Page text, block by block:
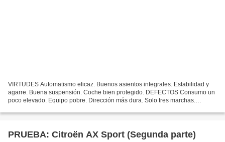
VIRTUDES Automatismo eficaz. Buenos asientos integrales. Estabilidad y
agarre. Buena suspensión. Coche bien protegido. DEFECTOS Consumo un
poco elevado. Equipo pobre. Dirección más dura. Solo tres marchas.
PRUEBA: Citroën AX Sport (Segunda parte)